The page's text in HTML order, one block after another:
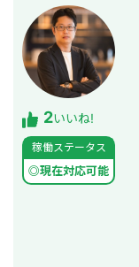
2いいね!
稼働ステータス
◎現在対応可能